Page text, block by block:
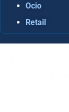
Ocio
Retail